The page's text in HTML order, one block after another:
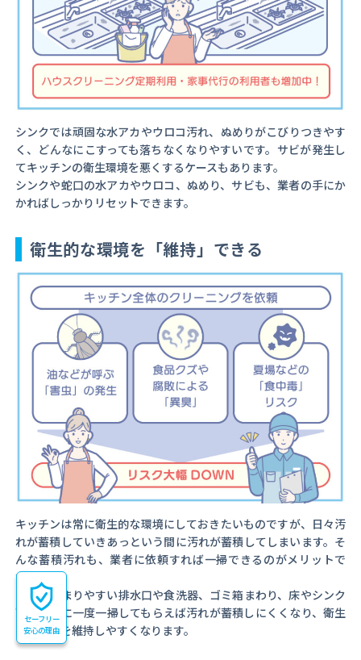
シンクでは頑固な水アカやウロコ汚れ、ぬめりがこびりつきやす
く、どんなにこすっても落ちなくなりやすいです。サビが発生し
てキッチンの衛生環境を悪くするケースもあります。
シンクや蛇口の水アカやウロコ、ぬめり、サビも、業者の手にか
かればしっかりリセットできます。
衛生的な環境を「維持」できる
キッチンは常に衛生的な環境にしておきたいものですが、日々汚
れが蓄積していきあっという間に汚れが蓄積してしまいます。そ
んな蓄積汚れも、業者に依頼すれば一掃できるのがメリットで
す。
汚れがたまりやすい排水口や食洗器、ゴミ箱まわり、床やシンク
下は、特に一度一掃してもらえば汚れが蓄積しにくくなり、衛生
的な環境を維持しやすくなります。
セーフリー
安心の理由